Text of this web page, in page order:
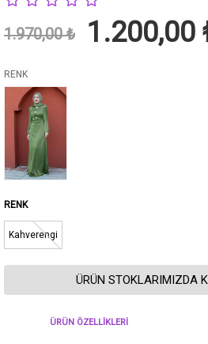
1.970,00 ₺ 1.200,00
RENK
Kahverengi
ÜRÜN STOKLARIMIZDA
ÜRÜN ÖZELLIKLERI